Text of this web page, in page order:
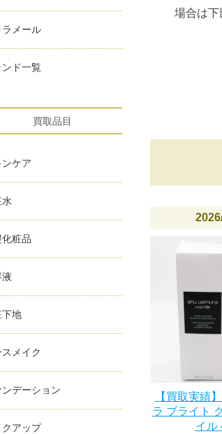
場合は下
【買取実績
ラ ブライト
イル
ラメール
ンド一覧
買取品目
ンケア
粧品
液
下地
メイク
ンデーション
クアップ